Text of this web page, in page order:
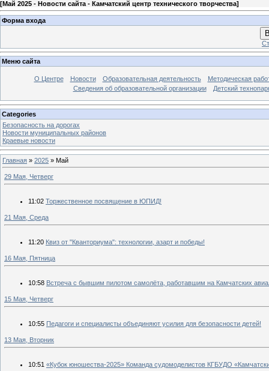
[Май 2025 - Новости сайта - Камчатский центр технического творчества]
Форма входа
Меню сайта
О Центре Новости Образовательная деятельность
Методическая
Сведения об образовательной организации
Детский
Categories
Безопасность на дорогах
Новости муниципальных районов
Краевые новости
Главная » 2025 » Май
29 Мая, Четверг
11:02 Торжественное посвящение в ЮПИД!
21 Мая, Среда
11:20 Квиз от "Кванториума": технологии, азарт и победы!
16 Мая, Пятница
10:58 Встреча с бывшим пилотом самолёта, работавшим на Камчатских
15 Мая, Четверг
10:55 Педагоги и специалисты объединяют усилия для безопасности детей!
13 Мая, Вторник
10:51 «Кубок юношества-2025» Команда судомоделистов КГБУДО